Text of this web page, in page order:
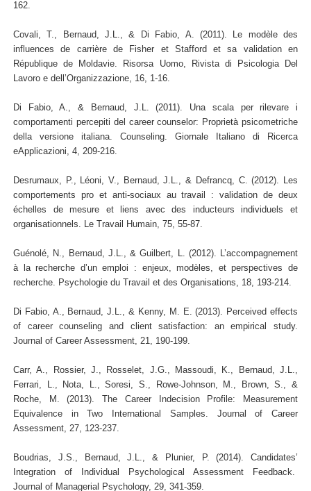
162.
Covali, T., Bernaud, J.L., & Di Fabio, A. (2011). Le modèle des
influences de carrière de Fisher et Stafford et sa validation en
République de Moldavie. Risorsa Uomo, Rivista di Psicologia Del
Lavoro e dell’Organizzazione, 16, 1-16.
Di Fabio, A., & Bernaud, J.L. (2011). Una scala per rilevare i
comportamenti percepiti del career counselor: Proprietà psicometriche
della versione italiana. Counseling. Giornale Italiano di Ricerca
eApplicazioni, 4, 209-216.
Desrumaux, P., Léoni, V., Bernaud, J.L., & Defrancq, C. (2012). Les
comportements pro et anti-sociaux au travail : validation de deux
échelles de mesure et liens avec des inducteurs individuels et
organisationnels. Le Travail Humain, 75, 55-87.
Guénolé, N., Bernaud, J.L., & Guilbert, L. (2012). L’accompagnement
à la recherche d’un emploi : enjeux, modèles, et perspectives de
recherche. Psychologie du Travail et des Organisations, 18, 193-214.
Di Fabio, A., Bernaud, J.L., & Kenny, M. E. (2013). Perceived effects
of career counseling and client satisfaction: an empirical study.
Journal of Career Assessment, 21, 190-199.
Carr, A., Rossier, J., Rosselet, J.G., Massoudi, K., Bernaud, J.L.,
Ferrari, L., Nota, L., Soresi, S., Rowe-Johnson, M., Brown, S., &
Roche, M. (2013). The Career Indecision Profile: Measurement
Equivalence in Two International Samples. Journal of Career
Assessment, 27, 123-237.
Boudrias, J.S., Bernaud, J.L., & Plunier, P. (2014). Candidates’
Integration of Individual Psychological Assessment Feedback.
Journal of Managerial Psychology, 29, 341-359.